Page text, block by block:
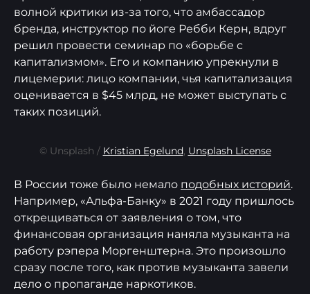
волной критики из-за того, что амбассадор
бренда, инструктор по йоге Ребби Керн, вдруг
решил провести семинар по «борьбе с
капитализмом». Его и компанию упрекнули в
лицемерии: лицо компании, чья капитализация
оценивается в $45 млрд, не может выступать с
таких позиций.
© Unsplash / Kristian Egelund, Unsplash License
В России тоже было немало подобных историй.
Например, «Альфа-Банку» в 2021 году пришлось
открещиваться от заявления о том, что
финансовая организация наняла музыканта на
работу рэпера Моргенштерна. Это произошло
сразу после того, как против музыканта завели
дело о пропаганде наркотиков.